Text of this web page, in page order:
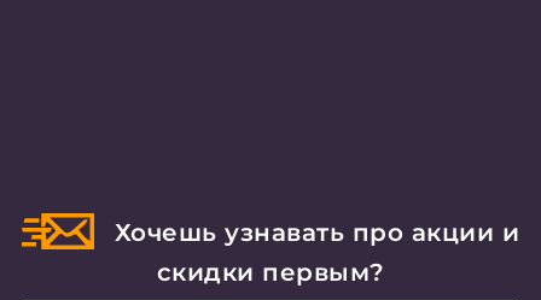
Хочешь узнавать про акции и
скидки первым?